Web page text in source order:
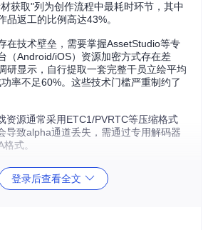
获取"列为创作流程中最耗时环节，其中
品返工的比例高达43%。
在技术壁垒，需要掌握AssetStudio等专
（Android/iOS）资源加密方式存在差
研显示，自行提取一套完整干员立绘平均
率不足60%。这些技术门槛严重制约了
资源通常采用ETC1/PVRTC等压缩格式
导致alpha通道丢失，需通过专用解码器
式。
构与解决方案
登录后查看全文